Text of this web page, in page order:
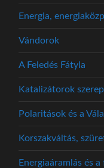
Energia,
Vándorok
A Feledés Fátyla
Katalizátorok
Polaritások és a
Korszakváltás,
Energiaáramlás és